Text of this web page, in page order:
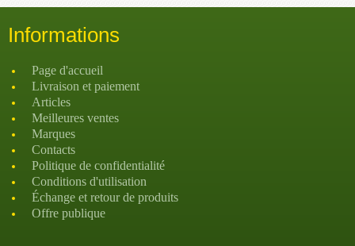
Informations
Page d'accueil
Livraison et paiement
Articles
Meilleures ventes
Marques
Contacts
Politique de confidentialité
Conditions d'utilisation
Échange et retour de produits
Offre publique